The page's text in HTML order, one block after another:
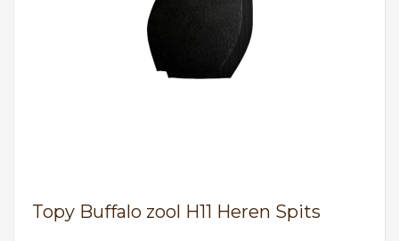
Topy Buffalo zool H11 Heren Spits